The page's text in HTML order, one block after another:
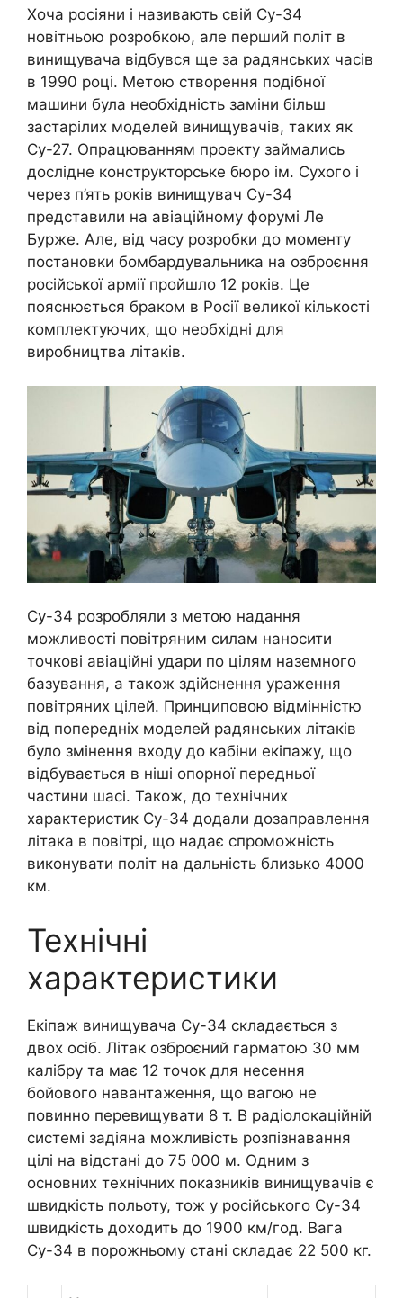
Хоча росіяни і називають свій Су-34
новітньою розробкою, але перший політ в
винищувача відбувся ще за радянських часів
в 1990 році. Метою створення подібної
машини була необхідність заміни більш
застарілих моделей винищувачів, таких як
Су-27. Опрацюванням проекту займались
дослідне конструкторське бюро ім. Сухого і
через п’ять років винищувач Су-34
представили на авіаційному форумі Ле
Бурже. Але, від часу розробки до моменту
постановки бомбардувальника на озброєння
російської армії пройшло 12 років. Це
пояснюється браком в Росії великої кількості
комплектуючих, що необхідні для
виробництва літаків.
Су-34 розробляли з метою надання
можливості повітряним силам наносити
точкові авіаційні удари по цілям наземного
базування, а також здійснення ураження
повітряних цілей. Принциповою відмінністю
від попередніх моделей радянських літаків
було змінення входу до кабіни екіпажу, що
відбувається в ніші опорної передньої
частини шасі. Також, до технічних
характеристик Су-34 додали дозаправлення
літака в повітрі, що надає спроможність
виконувати політ на дальність близько 4000
км.
Технічні
характеристики
Екіпаж винищувача Су-34 складається з
двох осіб. Літак озброєний гарматою 30 мм
калібру та має 12 точок для несення
бойового навантаження, що вагою не
повинно перевищувати 8 т. В радіолокаційній
системі задіяна можливість розпізнавання
цілі на відстані до 75 000 м. Одним з
основних технічних показників винищувачів є
швидкість польоту, тож у російського Су-34
швидкість доходить до 1900 км/год. Вага
Су-34 в порожньому стані складає 22 500 кг.